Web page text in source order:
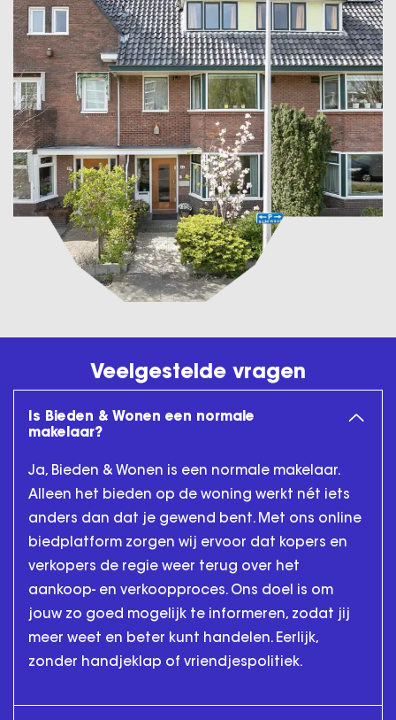
Veelgestelde vragen
Is Bieden & Wonen een normale
makelaar?
Ja, Bieden & Wonen is een normale makelaar.
Alleen het bieden op de woning werkt nét iets
anders dan dat je gewend bent. Met ons online
biedplatform zorgen wij ervoor dat kopers en
verkopers de regie weer terug over het
aankoop- en verkoopproces. Ons doel is om
jouw zo goed mogelijk te informeren, zodat jij
meer weet en beter kunt handelen. Eerlijk,
zonder handjeklap of vriendjespolitiek.